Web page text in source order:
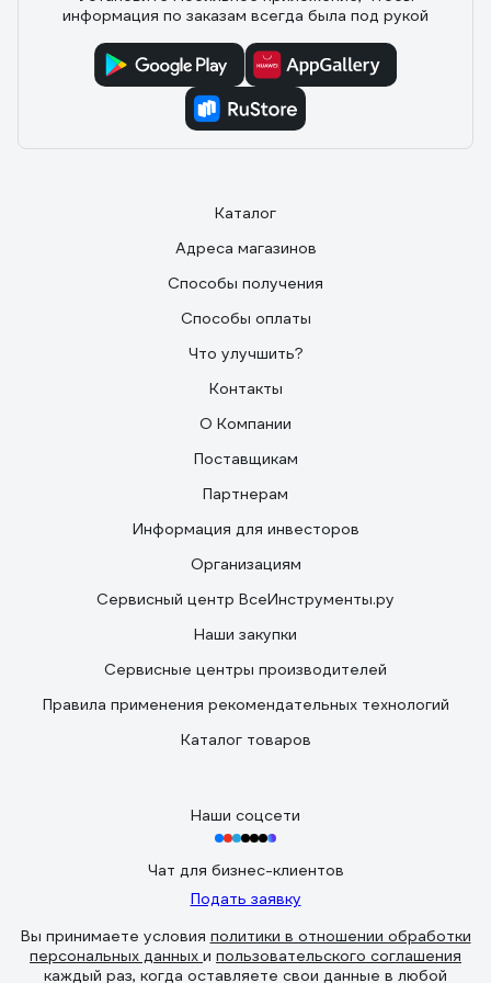
информация по заказам всегда была под рукой
Каталог
Адреса магазинов
Способы получения
Способы оплаты
Что улучшить?
Контакты
О Компании
Поставщикам
Партнерам
Информация для инвесторов
Организациям
Сервисный центр ВсеИнструменты.ру
Наши закупки
Сервисные центры производителей
Правила применения рекомендательных технологий
Каталог товаров
Наши соцсети
Чат для бизнес-клиентов
Подать заявку
Вы принимаете условия политики в отношении обработки
персональных данных и пользовательского соглашения
каждый раз, когда оставляете свои данные в любой